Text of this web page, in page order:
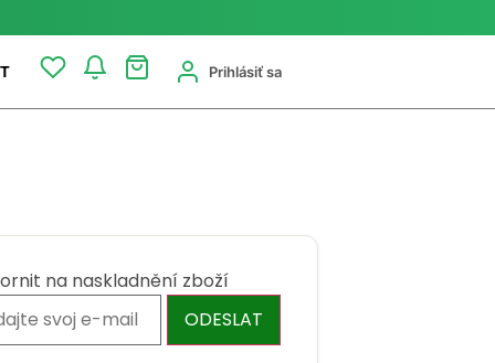
Prihlásiť sa
na naskladnění zboží
ODESLAT